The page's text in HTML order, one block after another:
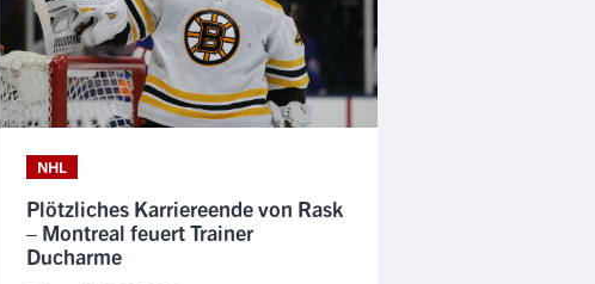
NHL
Plötzliches Karriereende von Rask
– Montreal feuert Trainer
Ducharme